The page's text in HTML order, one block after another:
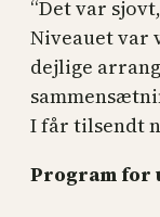
“Det var
Niveauet var
dejlige
I får tilsendt
Program for